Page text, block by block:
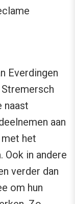
Everdingen
Stremersch
naast
aan
het
Ook in andere
verder dan
om hun